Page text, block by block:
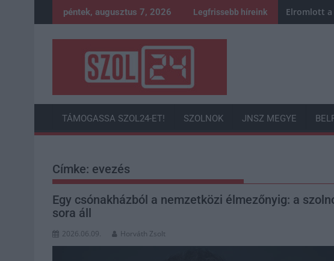
to
péntek, augusztus 7, 2026 Legfrissebb híreink Elromlott a
TÁMOGASSA SZOL24-ET! SZOLNOK JNSZ MEGYE
Címke: evezés
Egy csónakházból a nemzetközi élmezőnyig: a
sora áll
2026.06.09. Horváth Zsolt